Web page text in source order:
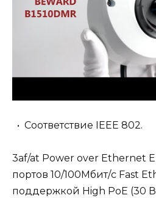
• Соответствие IEEE 802.
3af/at Power over Ethernet
портов 10/100Мбит/с Fast
поддержкой High PoE (30